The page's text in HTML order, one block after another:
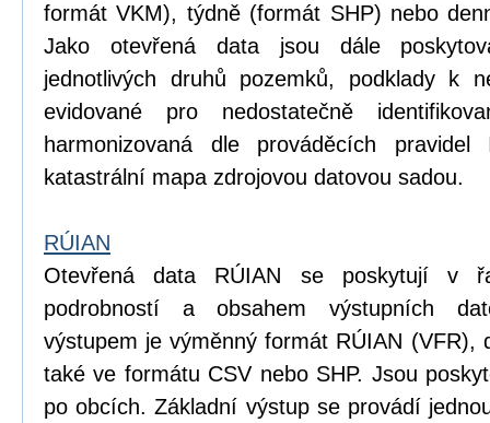
formát VKM), týdně (formát SHP) nebo
Jako otevřená data jsou dále
jednotlivých druhů pozemků, podklady k
evidované pro nedostatečně
harmonizovaná dle prováděcích
katastrální mapa zdrojovou datovou sadou.
RÚIAN
Otevřená data RÚIAN se poskytují v
podrobností a obsahem výstupních
výstupem je výměnný formát RÚIAN (VFR),
také ve formátu CSV nebo SHP. Jsou
po obcích. Základní výstup se provádí